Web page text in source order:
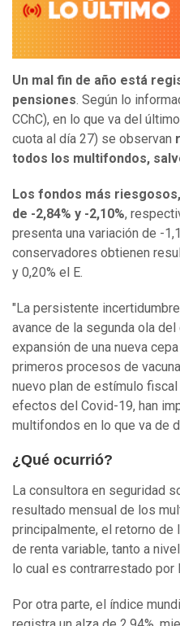
Un mal fin de año está
pensiones. Según lo
CChC), en lo que va del
cuota al día 27) se observan
todos los multifondos,
Los fondos más
de -2,84% y -2,10%,
presenta una variación de -
conservadores obtienen
y 0,20% el E.
"La persistente
avance de la segunda ola
expansión de una nueva
primeros procesos de
nuevo plan de estímulo fiscal
efectos del Covid-19, han
multifondos en lo que va de
¿Qué ocurrió?
La consultora en seguridad
resultado mensual de los
principalmente, el retorno de
de renta variable, tanto a
lo cual es contrarrestado por
Por otra parte, el índice